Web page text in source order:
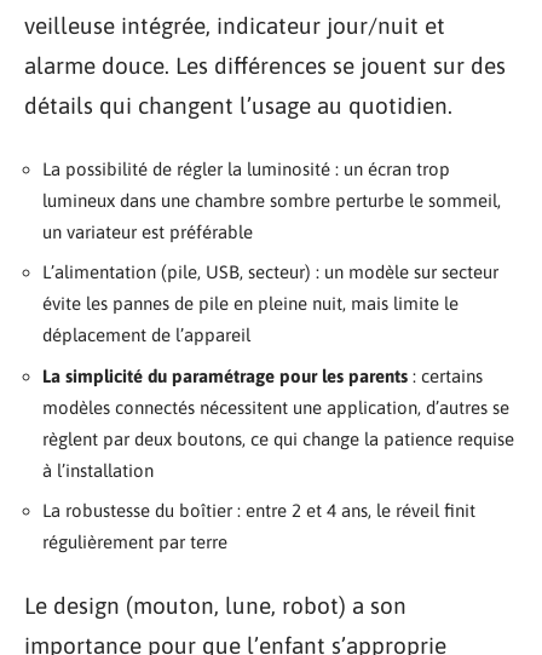
veilleuse intégrée, indicateur jour/nuit et
alarme douce. Les différences se jouent sur des
détails qui changent l’usage au quotidien.
La possibilité de régler la luminosité : un écran trop
lumineux dans une chambre sombre perturbe le sommeil,
un variateur est préférable
L’alimentation (pile, USB, secteur) : un modèle sur secteur
évite les pannes de pile en pleine nuit, mais limite le
déplacement de l’appareil
La simplicité du paramétrage pour les parents : certains
modèles connectés nécessitent une application, d’autres se
règlent par deux boutons, ce qui change la patience requise
à l’installation
La robustesse du boîtier : entre 2 et 4 ans, le réveil finit
régulièrement par terre
Le design (mouton, lune, robot) a son
importance pour que l’enfant s’approprie